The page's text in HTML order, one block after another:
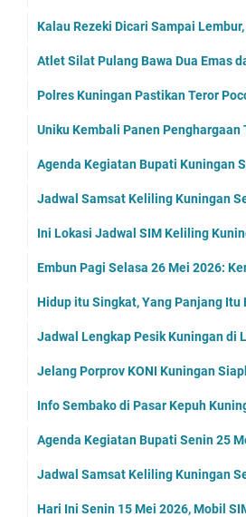
Kalau Rezeki Dicari Sampai
Atlet Silat Pulang Bawa Dua Emas
Polres Kuningan Pastikan Teror
Uniku Kembali Panen Penghargaan
Agenda Kegiatan Bupati Kuningan
Jadwal Samsat Keliling Kuningan
Ini Lokasi Jadwal SIM Keliling
Embun Pagi Selasa 26 Mei 2026:
Hidup itu Singkat, Yang Panjang Itu
Jadwal Lengkap Pesik Kuningan di
Jelang Porprov KONI Kuningan
Info Sembako di Pasar Kepuh
Agenda Kegiatan Bupati Senin 25
Jadwal Samsat Keliling Kuningan
Hari Ini Senin 15 Mei 2026, Mobil